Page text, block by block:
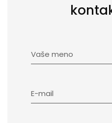
Vaše meno
E-mail